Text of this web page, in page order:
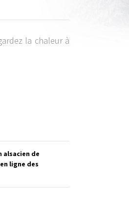
la chaleur à
alsacien de
ligne des